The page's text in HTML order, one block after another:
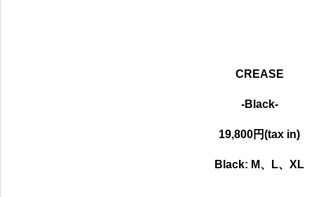
CREASE
-Black-
19,800円(tax in)
Black: M、L、XL